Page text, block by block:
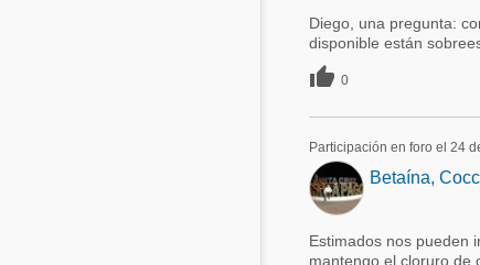
Diego, una pregunta:
disponible están
 0
Participación en foro el 24
Betaína,
Estimados nos pueden
mantengo el cloruro de